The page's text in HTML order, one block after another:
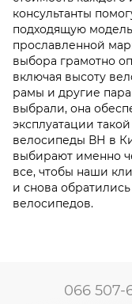
консультанты
подходящую
прославленной
выбора грамотно
включая высоту
рамы и другие
выбрали, она
эксплуатации
велосипеды ВН в
выбирают именно
все, чтобы наши
и снова
велосипедов.
066 507-